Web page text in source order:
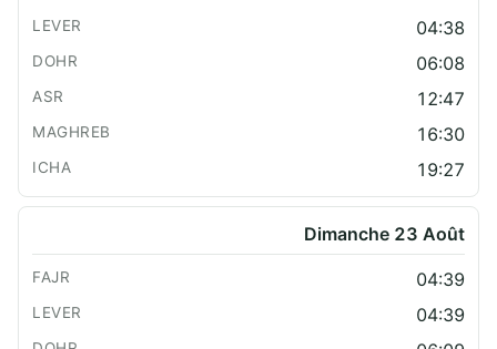
04:38
06:08
12:47
16:30
19:27
Dimanche 23 Août
04:39
04:39